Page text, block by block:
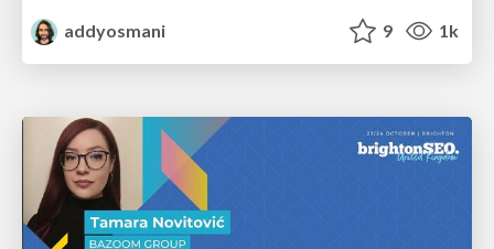
addyosmani
9 1k